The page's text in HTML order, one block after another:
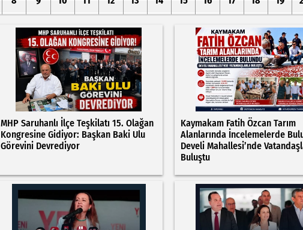
MHP Saruhanlı İlçe Teşkilatı 15. Olağan
Kongresine Gidiyor: Başkan Baki Ulu
Görevini Devrediyor
Kaymakam Fatih Özcan Tarım
Alanlarında İncelemelerde
Develi Mahallesi’nde
Buluştu